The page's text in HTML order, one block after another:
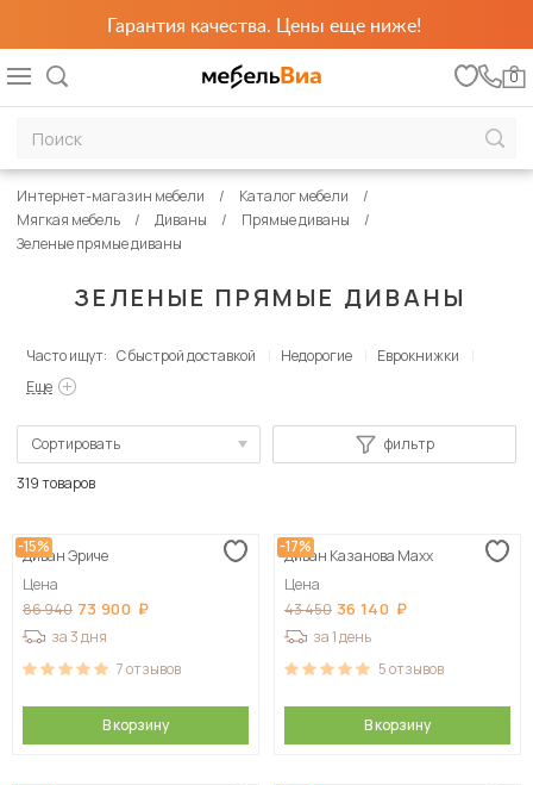
Гарантия качества. Цены еще ниже!
0
ЗЕЛЕНЫЕ ПРЯМЫЕ ДИВАНЫ
Интернет-магазин мебели
Каталог мебели
Мягкая мебель
Диваны
Прямые диваны
Зеленые прямые диваны
Часто ищут: С быстрой доставкой Недорогие
Еврокнижки
Еще
Сортировать
Сначала дорогие
фильтр
319 товаров
-15%
Диван Эриче
Цена
86 940 73 900
за 3 дня
7отзывов
В корзину
-17%
Диван Казанова Maxx
Цена
43 450 36 140
за 1 день
5отзывов
В корзину